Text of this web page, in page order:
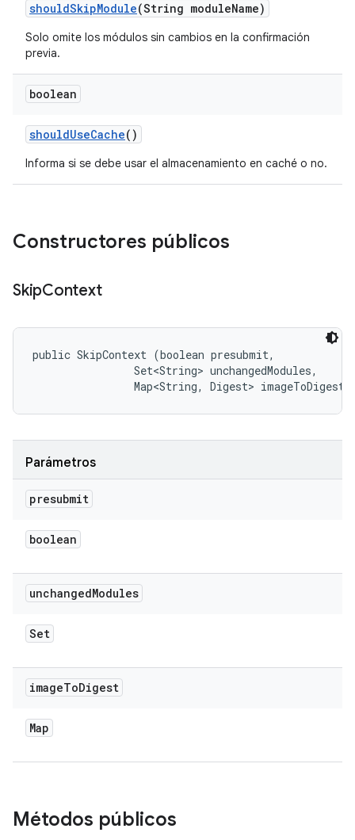
shouldSkipModule(String moduleName)
Solo omite los módulos sin cambios en la confirmación
previa.
boolean
shouldUseCache()
Informa si se debe usar el almacenamiento en caché o no.
Constructores públicos
SkipContext
public SkipContext (boolean presubmit,
                Set<String> unchangedModules,
                Map<String, Digest> imageToDigest)
Parámetros
presubmit
boolean
unchangedModules
Set
imageToDigest
Map
Métodos públicos